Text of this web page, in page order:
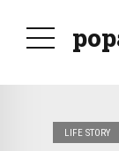
LIFE STORY